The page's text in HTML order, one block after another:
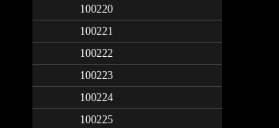
100220
100221
100222
100223
100224
100225